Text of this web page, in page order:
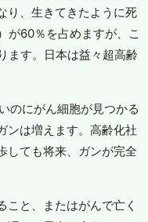
り、生きてきたように死
が60％を占めますが、こ
ます。日本は益々超高齢
のにがん細胞が見つかる
ンは増えます。高齢化社
しても将来、ガンが完全
と、またはがんで亡く